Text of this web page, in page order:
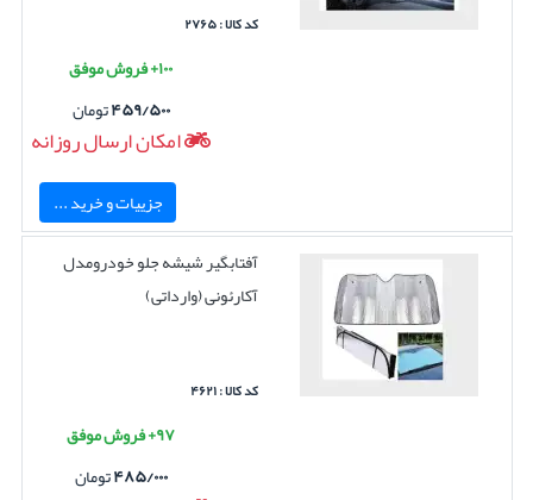
کد کالا : ۲۷۶۵
۱۰۰+ فروش موفق
۴۵۹/۵۰۰تومان
امکان ارسال روزانه
جزییات و خرید ...
آفتابگیر شیشه جلو خودرومدل
آکارئونی (وارداتی)
کد کالا : ۴۶۲۱
۹۷+ فروش موفق
۴۸۵/۰۰۰تومان